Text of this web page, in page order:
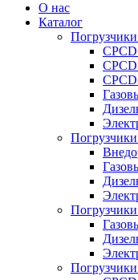
О нас
Каталог